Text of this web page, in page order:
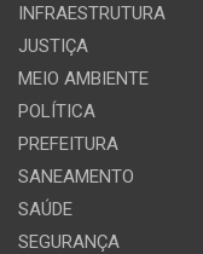
INFRAESTRUTURA
JUSTIÇA
MEIO AMBIENTE
POLÍTICA
PREFEITURA
SANEAMENTO
SAÚDE
SEGURANÇA